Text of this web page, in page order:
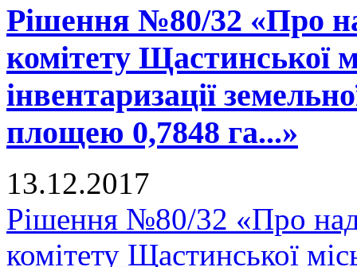
Рішення №80/32 «Про
комітету Щастинської
інвентаризації
площею 0,7848 га...»
13.12.2017
Рішення №80/32 «Про
комітету Щастинської